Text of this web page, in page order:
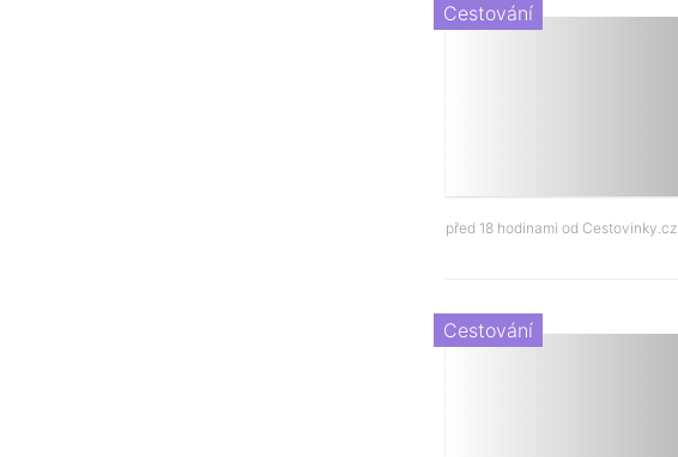
Cestování
před 18 hodinami od Cestovinky.cz
Cestování